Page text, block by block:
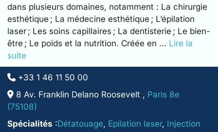
dans plusieurs domaines, notamment : La chirurgie
esthétique ; La médecine esthétique ; L’épilation
laser ; Les soins capillaires ; La dentisterie ; Le bien-
être ; Le poids et la nutrition. Créée en … Lire la
suite
+33 1 46 11 50 00
8 Av. Franklin Delano Roosevelt , Paris 8e
(75108)
Spécialités :Détatouage, Epilation laser, Injection